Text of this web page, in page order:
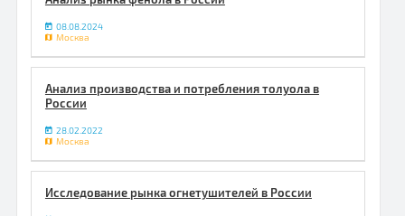
08.08.2024
Москва
Анализ производства и потребления толуола в
России
28.02.2022
Москва
Исследование рынка огнетушителей в России